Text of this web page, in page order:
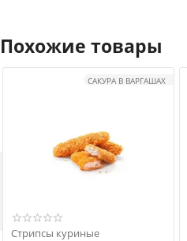
Похожие товары
САКУРА В ВАРГАШАХ
Стрипсы куриные